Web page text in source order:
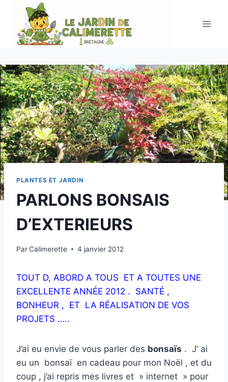
contenu
PLANTES ET JARDIN
PARLONS BONSAIS
D’EXTERIEURS
ParCalimerette 4 janvier 2012
TOUT D, ABORD A TOUS ET A TOUTES UNE
EXCELLENTE ANNÉE 2012 . SANTÉ ,
BONHEUR , ET LA RÉALISATION DE VOS
PROJETS …..
J’ai eu envie de vous parler des bonsaïs . J’ ai
eu un bonsaï en cadeau pour mon Noël , et du
coup , j’ai repris mes livres et » internet » pour